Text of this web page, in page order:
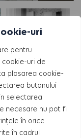
uri
pentru
uri de
plasarea cookie-
butonului
selectarea
necesare nu pot fi
în orice
în cadrul